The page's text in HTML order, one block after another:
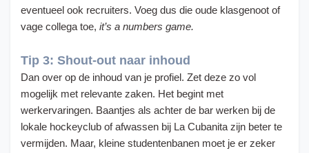
eventueel ook recruiters. Voeg dus die oude klasgenoot of
vage collega toe, it’s a numbers game.
Tip 3: Shout-out naar inhoud
Dan over op de inhoud van je profiel. Zet deze zo vol
mogelijk met relevante zaken. Het begint met
werkervaringen. Baantjes als achter de bar werken bij de
lokale hockeyclub of afwassen bij La Cubanita zijn beter te
vermijden. Maar, kleine studentenbanen moet je er zeker